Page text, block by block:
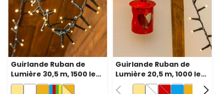
Guirlande Ruban de
Lumière 30,5 m, 1500 led
blanc chaud, câble vert
Guirlande Ruban de
Lumière 20,5 m, 1000 led
blanc chaud, câble vert